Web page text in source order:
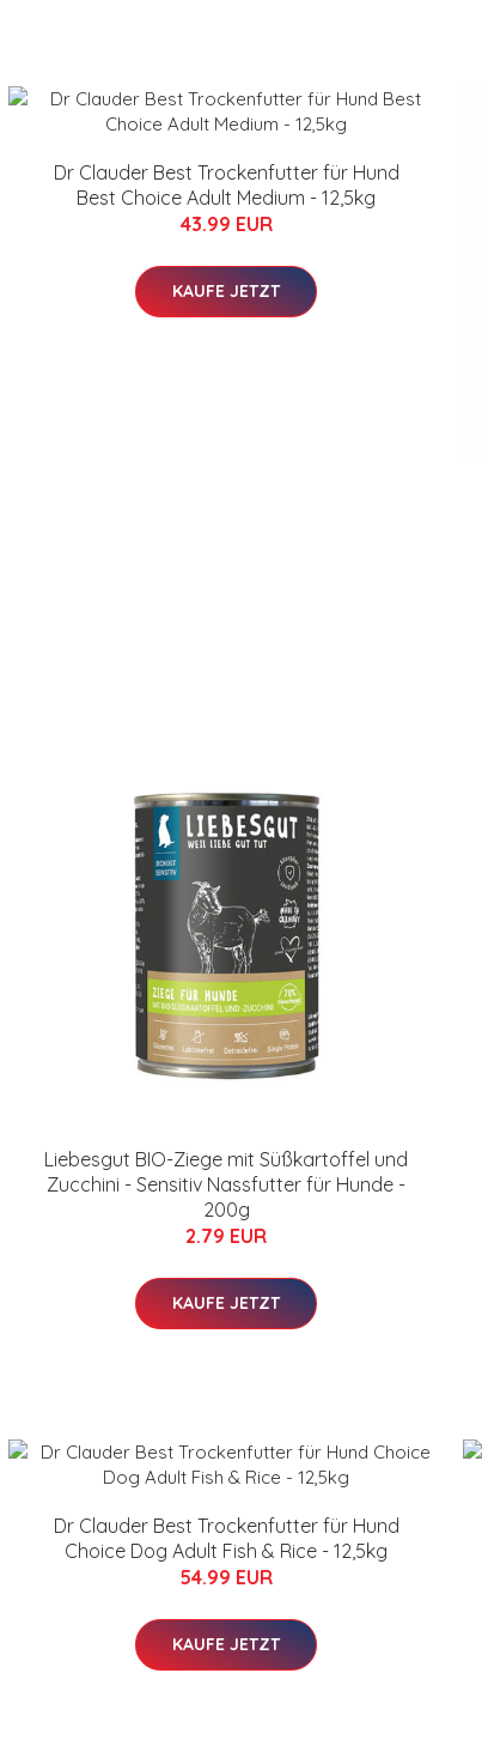
Dr Clauder Best Trockenfutter für Hund
Best Choice Adult Medium - 12,5kg
43.99 EUR
KAUFE JETZT
Liebesgut BIO-Ziege mit Süßkartoffel und
Zucchini - Sensitiv Nassfutter für Hunde -
200g
2.79 EUR
KAUFE JETZT
Dr Clauder Best Trockenfutter für Hund
Choice Dog Adult Fish & Rice - 12,5kg
54.99 EUR
KAUFE JETZT